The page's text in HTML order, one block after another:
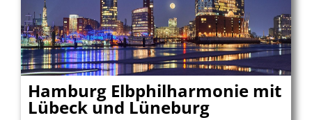
Hamburg Elbphilharmonie mit
Lübeck und Lüneburg